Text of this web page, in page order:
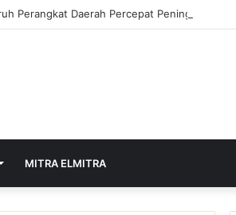
Perangkat Daerah Percepat Peningkatan PAD
MITRA ELMITRA